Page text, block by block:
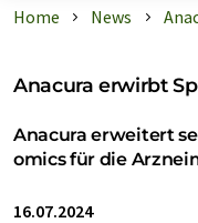
Home News
Anacura erwirbt
Anacura erweitert
omics für die
16.07.2024